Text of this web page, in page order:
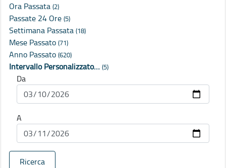
Ora Passata (2)
Passate 24 Ore (5)
Settimana Passata (18)
Mese Passato (71)
Anno Passato (620)
Intervallo Personalizzato… (5)
Da
A
Ricerca